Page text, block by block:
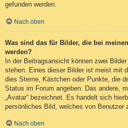
gefunden werden.
Nach oben
Was sind das für Bilder, die bei
werden?
In der Beitragsansicht können zwei
stehen. Eines dieser Bilder ist meist mit
dies Sterne, Kästchen oder Punkte, die
Status im Forum angeben. Das andere,
„Avatar“ bezeichnet. Es handelt sich
persönliches Bild, welches von Benutzer
Nach oben